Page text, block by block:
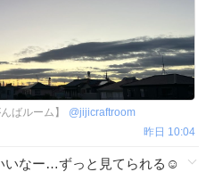
ばルーム】 @jijicraftroom
昨日 10:04
いなー…ずっと見てられる☺️